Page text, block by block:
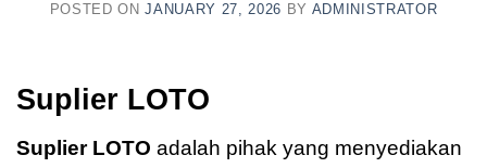
POSTED ONJANUARY 27, 2026 BY ADMINISTRATOR
Suplier LOTO
Suplier LOTO adalah pihak yang menyediakan